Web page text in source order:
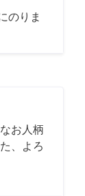
のりま
お人柄
、よろ